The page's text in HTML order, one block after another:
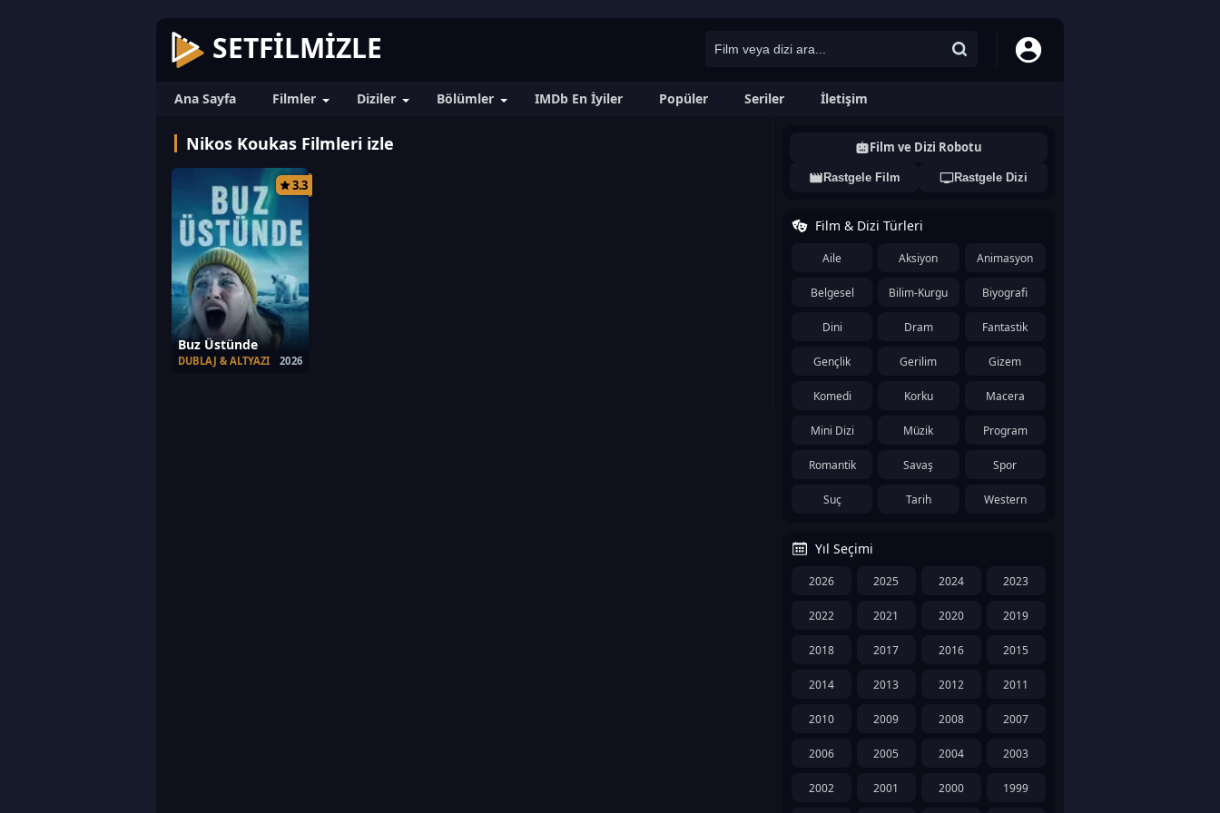
SETFILMIZLE
Ana Sayfa Filmler Diziler Bölümler IMDb En İyiler Popüler Seriler İletişim
Nikos Koukas Filmleri izle
3.3
Buz Üstünde
2026
DUBLAJ & ALTYAZI
Film ve Dizi Robotu
Rastgele Film Rastgele Dizi
Film & Dizi Türleri
Aile Aksiyon Animasyon
Belgesel Bilim-Kurgu Biyografi
Dini Dram Fantastik
Gençlik Gerilim Gizem
Komedi Korku Macera
Mini Dizi Müzik Program
Romantik Savaş Spor
Suç Tarih Western
Yıl Seçimi
2026 2025 2024 2023
2022 2021 2020 2019
2018 2017 2016 2015
2014 2013 2012 2011
2010 2009 2008 2007
2006 2005 2004 2003
2002 2001 2000 1999